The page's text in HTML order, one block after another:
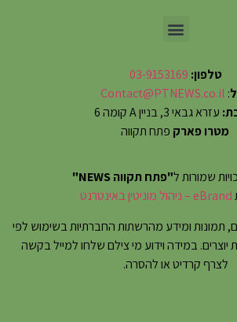
טלפון: 03-9153169
:
Contact@PTNEWS.co.il
עזרא גבאי 3, בניין A קומה 6
מטרו פארק פתח תקווה
"פתח תקווה NEWS"
eBrand – ניהול מוניטין באינטרנט
תמונות ומידע מהרשתות החברתיות בשימוש לפי
זכויות יוצרים. במידה וידוע מי צילם שלחו למייל בקשה
לצרף קרדיט או להסרה.